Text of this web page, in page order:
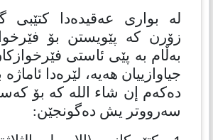
لە بواری عەقیدەدا كتێبی
زۆرن كە پێویستن بۆ
بەڵام بە پێی ئاستی
جیاوازییان هەیە، لێرەدا
دەكەم إن شاء الله كە بۆ
سەرووتر یش دەگونجێن: